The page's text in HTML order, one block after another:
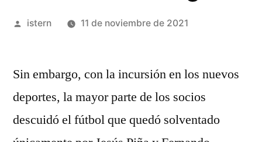
Publicado
istern 11 de noviembre de 2021
Sin embargo, con la incursión en los nuevos
deportes, la mayor parte de los socios
descuidó el fútbol que quedó solventado